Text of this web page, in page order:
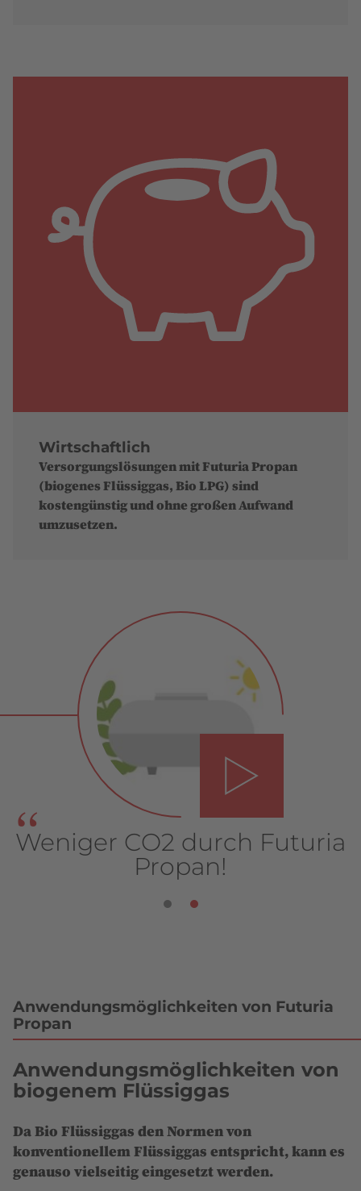
Wirtschaftlich
Versorgungslösungen mit Futuria Propan
(biogenes Flüssiggas, Bio LPG) sind
kostengünstig und ohne großen Aufwand
umzusetzen.
Abspielen
“
Weniger CO2 durch Futuria
Propan!
Anwendungsmöglichkeiten von Futuria
Propan
Anwendungsmöglichkeiten von
biogenem Flüssiggas
Da Bio Flüssiggas den Normen von
konventionellem Flüssiggas entspricht, kann es
genauso vielseitig eingesetzt werden.